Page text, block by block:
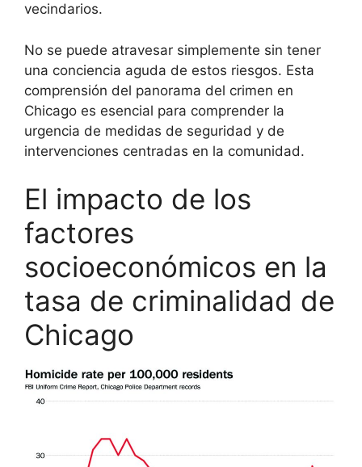
vecindarios.
No se puede atravesar simplemente sin tener
una conciencia aguda de estos riesgos. Esta
comprensión del panorama del crimen en
Chicago es esencial para comprender la
urgencia de medidas de seguridad y de
intervenciones centradas en la comunidad.
El impacto de los
factores
socioeconómicos en la
tasa de criminalidad de
Chicago